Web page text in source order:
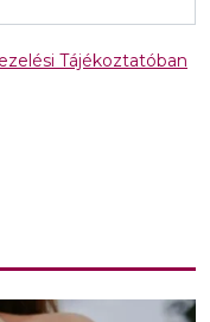
Tájékoztatóban